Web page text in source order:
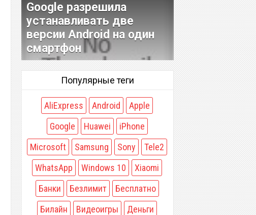
Google разрешила
устанавливать две
версии Android на один
смартфон
Популярные теги
AliExpress Android
Apple
Google
Huawei
iPhone
Microsoft
Samsung Sony
Tele2
WhatsApp
Windows 10
Xiaomi
Банки
Безлимит
Бесплатно
Билайн
Видеоигры
Деньги